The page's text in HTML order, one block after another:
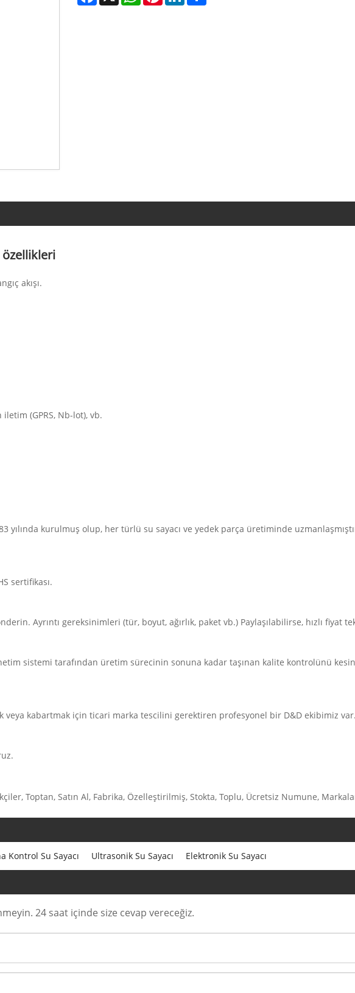
özellikleri
​​akışı.
(GPRS, Nb-lot), vb.
yılında kurulmuş olup, her türlü su sayacı ve yedek parça üretiminde
sertifikası.
Ayrıntı gereksinimleri (tür, boyut, ağırlık, paket vb.) Paylaşılabilirse, hızlı fiyat
sistemi tarafından üretim sürecinin sonuna kadar taşınan kalite kontrolünü
veya kabartmak için ticari marka tescilini gerektiren profesyonel bir D&D ekibimiz var.
Toptan, Satın Al, Fabrika, Özelleştirilmiş, Stokta, Toplu, Ücretsiz Numune,
Kontrol Su Sayacı Ultrasonik Su Sayacı Elektronik Su Sayacı
24 saat içinde size cevap vereceğiz.